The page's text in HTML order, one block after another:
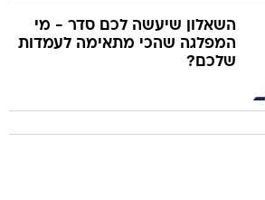
השאלון שיעשה לכם סדר - מי
המפלגה שהכי מתאימה לעמדות
שלכם?